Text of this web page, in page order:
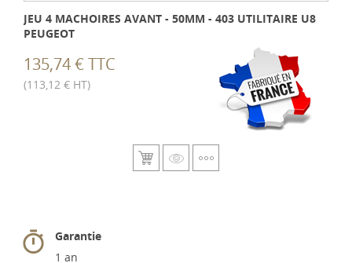
JEU 4 MACHOIRES AVANT - 50MM - 403 UTILITAIRE U8
PEUGEOT
135,74 € TTC
(113,12 € HT)
Garantie
1 an